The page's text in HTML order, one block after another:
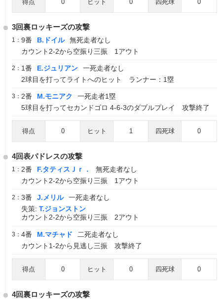
得点 0 ヒット 0 四死球 0
3回裏ロッキーズの攻撃
1： 9番 B.ドイル
無死走者なし
カウント2-2から空振り三振 1アウト
2： 1番 E.ジュリアン
一死走者なし
2球目を打ってライトへのヒット ランナー：1塁
3： 2番 M.モニアク
一死走者1塁
5球目を打ってセカンドゴロ 4-6-3のダブルプレイ 攻撃終了
得点 0 ヒット 1 四死球 0
4回表パドレスの攻撃
1： 2番 F.タティスＪｒ．
無死走者なし
カウント2-2から空振り三振 1アウト
2： 3番 J.メリル
一死走者なし
失策: T.ジョンストン
カウント2-2から空振り三振 2アウト
3： 4番 M.マチャド
二死走者なし
カウント1-2から見逃し三振 攻撃終了
得点 0 ヒット 0 四死球 0
4回裏ロッキーズの攻撃